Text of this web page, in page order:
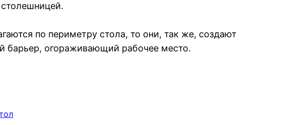
по периметру стола, то они, так же, создают
барьер, огораживающий рабочее место.